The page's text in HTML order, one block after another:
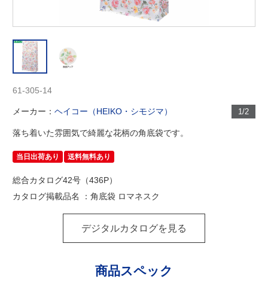
1/2
61-305-14
メーカー：ヘイコー（HEIKO・シモジマ）
落ち着いた雰囲気で綺麗な花柄の角底袋です。
当日出荷あり 送料無料あり
総合カタログ42号（436P）
カタログ掲載品名 ：角底袋 ロマネスク
デジタルカタログを見る
商品スペック